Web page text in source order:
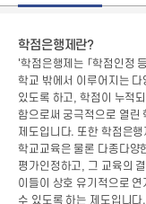
학점은행제란?
'학점은행제는 「학점인정
학교 밖에서 이루어지는
있도록 하고, 학점이 누적
함으로써 궁극적으로 열린
제도입니다. 또한 학점은
학교교육은 물론 다종다양
평가인정하고, 그 교육의
이들이 상호 유기적으로
수 있도록 하는 제도입니다.